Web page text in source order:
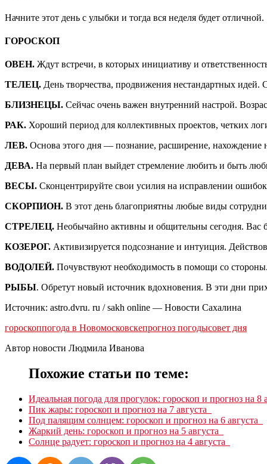
Начните этот день с улыбки и тогда вся неделя будет отличной.
ГОРОСКОП
ОВЕН. Ждут встречи, в которых инициативу и
ТЕЛЕЦ. День творчества, продвижения нестандартных
БЛИЗНЕЦЫ. Сейчас очень важен внутренний настрой.
РАК. Хороший период для коллективных проектов, четких
ЛЕВ. Основа этого дня — познание, расширение, нахождение
ДЕВА. На первый план выйдет стремление любить и быть
ВЕСЫ. Сконцентрируйте свои усилия на исправлении
СКОРПИОН. В этот день благоприятны любые виды
СТРЕЛЕЦ. Необычайно активны и общительны сегодня. Вас
КОЗЕРОГ. Активизируется подсознание и интуиция.
ВОДОЛЕЙ. Почувствуют необходимость в помощи со
РЫБЫ. Обретут новый источник вдохновения. В эти дни
Источник: astro.dvru. ru / sakh online — Новости Сахалина
гороскоппогода в Новомосковскепрогноз погодысовет дня
Автор новости Людмила Иванова
Похожие статьи по теме:
Идеальная погода для прогулок: гороскоп и прогноз на 8
Пик жары: гороскоп и прогноз на 7 августа
Под палящим солнцем: гороскоп и прогноз на 6 августа
Жаркий день: гороскоп и прогноз на 5 августа
Солнце радует: гороскоп и прогноз на 4 августа